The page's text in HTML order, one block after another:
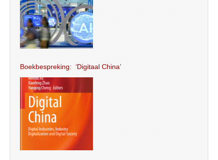
Boekbespreking: ‘Digitaal China’